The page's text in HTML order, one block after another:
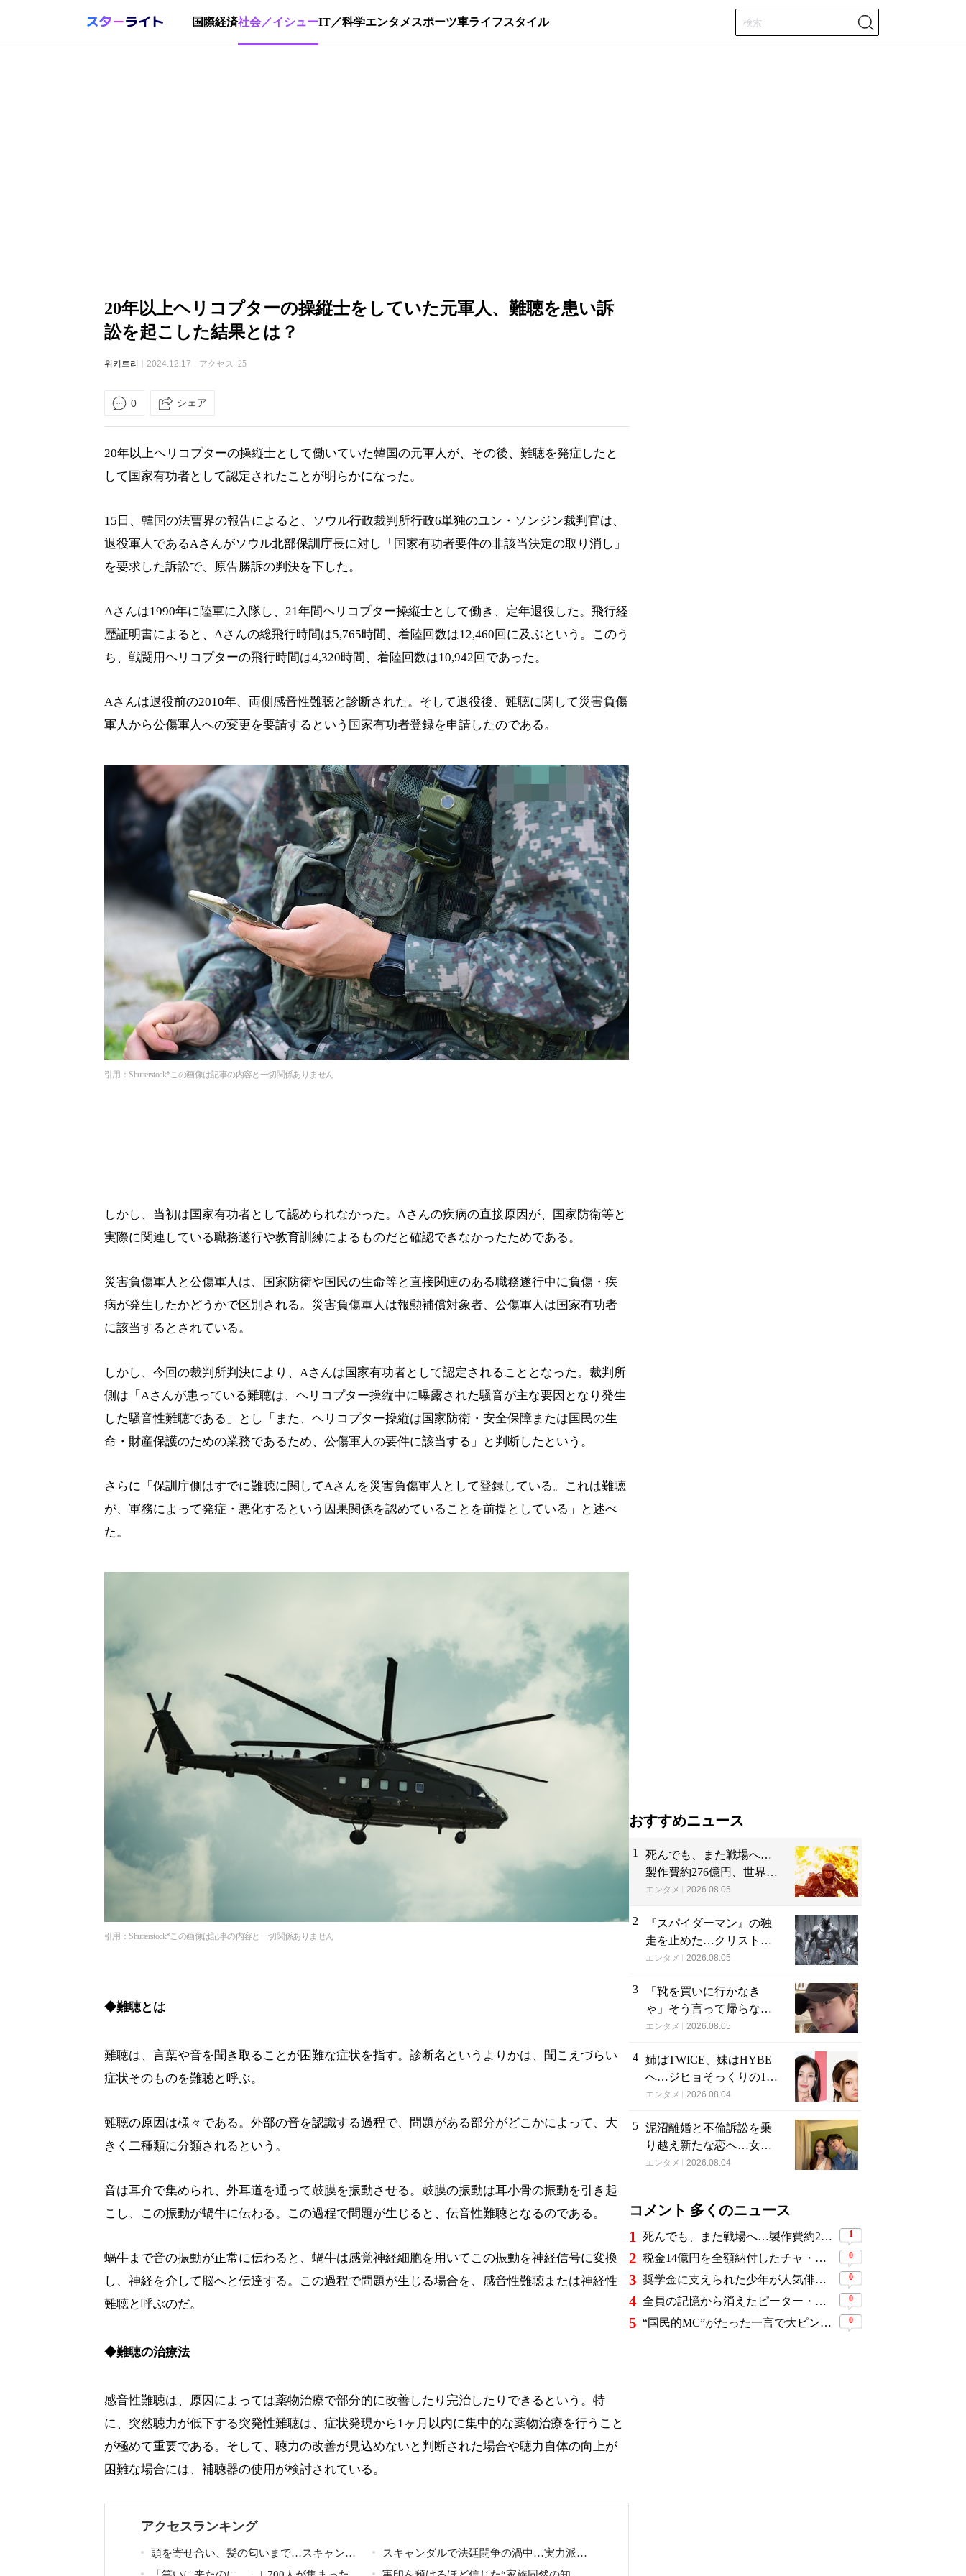
国際経済社会／イシューIT／科学エンタメ スポーツ車ライフスタイル
20年以上ヘリコプターの操縦士をしていた元軍人、難聴を患い訴
訟を起こした結果とは？
위키트리 2024.12.17 アクセス 25
0 シェア
20年以上ヘリコプターの操縦士として働いていた韓国の元軍人が、その後、難聴を発症したと
して国家有功者として認定されたことが明らかになった。
15日、韓国の法曹界の報告によると、ソウル行政裁判所行政6単独のユン・ソンジン裁判官は、
退役軍人であるAさんがソウル北部保訓庁長に対し「国家有功者要件の非該当決定の取り消し」
を要求した訴訟で、原告勝訴の判決を下した。
Aさんは1990年に陸軍に入隊し、21年間ヘリコプター操縦士として働き、定年退役した。飛行経
歴証明書によると、Aさんの総飛行時間は5,765時間、着陸回数は12,460回に及ぶという。このう
ち、戦闘用ヘリコプターの飛行時間は4,320時間、着陸回数は10,942回であった。
Aさんは退役前の2010年、両側感音性難聴と診断された。そして退役後、難聴に関して災害負傷
軍人から公傷軍人への変更を要請するという国家有功者登録を申請したのである。
引用：Shutterstock*この画像は記事の内容と一切関係ありません
しかし、当初は国家有功者として認められなかった。Aさんの疾病の直接原因が、国家防衛等と
実際に関連している職務遂行や教育訓練によるものだと確認できなかったためである。
災害負傷軍人と公傷軍人は、国家防衛や国民の生命等と直接関連のある職務遂行中に負傷・疾
病が発生したかどうかで区別される。災害負傷軍人は報勲補償対象者、公傷軍人は国家有功者
に該当するとされている。
しかし、今回の裁判所判決により、Aさんは国家有功者として認定されることとなった。裁判所
側は「Aさんが患っている難聴は、ヘリコプター操縦中に曝露された騒音が主な要因となり発生
した騒音性難聴である」とし「また、ヘリコプター操縦は国家防衛・安全保障または国民の生
命・財産保護のための業務であるため、公傷軍人の要件に該当する」と判断したという。
さらに「保訓庁側はすでに難聴に関してAさんを災害負傷軍人として登録している。これは難聴
が、軍務によって発症・悪化するという因果関係を認めていることを前提としている」と述べ
た。
引用：Shutterstock*この画像は記事の内容と一切関係ありません
◆難聴とは
難聴は、言葉や音を聞き取ることが困難な症状を指す。診断名というよりかは、聞こえづらい
症状そのものを難聴と呼ぶ。
難聴の原因は様々である。外部の音を認識する過程で、問題がある部分がどこかによって、大
きく二種類に分類されるという。
音は耳介で集められ、外耳道を通って鼓膜を振動させる。鼓膜の振動は耳小骨の振動を引き起
こし、この振動が蝸牛に伝わる。この過程で問題が生じると、伝音性難聴となるのである。
蝸牛まで音の振動が正常に伝わると、蝸牛は感覚神経細胞を用いてこの振動を神経信号に変換
し、神経を介して脳へと伝達する。この過程で問題が生じる場合を、感音性難聴または神経性
難聴と呼ぶのだ。
◆難聴の治療法
感音性難聴は、原因によっては薬物治療で部分的に改善したり完治したりできるという。特
に、突然聴力が低下する突発性難聴は、症状発現から1ヶ月以内に集中的な薬物治療を行うこと
が極めて重要である。そして、聴力の改善が見込めないと判断された場合や聴力自体の向上が
困難な場合には、補聴器の使用が検討されている。
アクセスランキング
頭を寄せ合い、髪の匂いまで…スキャンダ
スキャンダルで法廷闘争の渦中…実力派俳
おすすめニュース
1
死んでも、また戦場へ…
製作費約276億円、世界興
収584億円のSF大作『オー
ズ・キル』がついに配信
エンタメ 2026.08.05
2
『スパイダーマン』の独
走を止めた…クリストフ
ァー・ノーラン史上最
いに韓国上陸
エンタメ 2026.08.05
3
「靴を買いに行かなき
ゃ」そう言って帰らなか
った24歳俳優…28歳の誕
た“届かない贈り物”
エンタメ 2026.08.05
4 姉はTWICE、妹はHYBE
へ…ジヒョそっくりの17
歳妹、多国籍7人組でつい
エンタメ 2026.08.04
5 泥沼離婚と不倫訴訟を乗
り越え新たな恋へ…女性
YouTuberが選んだのは身
エンタメ 2026.08.04
コメント 多くのニュース
1 死んでも、また戦場へ…製作費約276億円、世界興収584億円のSF大作『オール・ユー・ニード・イズ・キル』がついに配信 1
2 税金14億円を全額納付したチャ・ウヌ、今度は軍服姿で登場…鍛え上げた上半身に驚きの声 0
3 奨学金に支えられた少年が人気俳優へ…今度は子どもたちに総額5,000万円を寄付 0
4 全員の記憶から消えたピーター・パーカーに謎の敵と制御不能の新能力…『スパイダーマン：ブランド・ニュー・デイ』に期待爆発 0
5 “国民的MC”がたった一言で大ピンチ…劇場ミュージカルを巡る発言に批判続出、ついに長文で謝罪 0